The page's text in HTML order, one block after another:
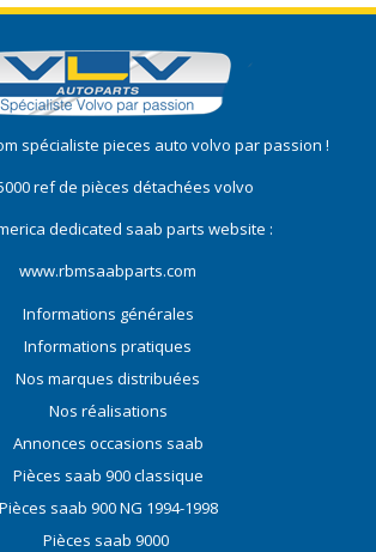
spécialiste pieces auto volvo par passion !
ref de pièces détachées volvo
dedicated saab parts website :
www.rbmsaabparts.com
Informations générales
Informations pratiques
Nos marques distribuées
Nos réalisations
Annonces occasions saab
Pièces saab 900 classique
Pièces saab 900 NG 1994-1998
Pièces saab 9000